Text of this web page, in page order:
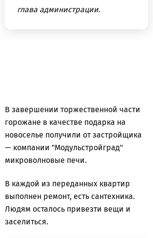
глава администрации.
В завершении торжественной части
горожане в качестве подарка на
новоселье получили от застройщика
— компании "Модульстройград"
микроволновые печи.
В каждой из переданных квартир
выполнен ремонт, есть сантехника.
Людям осталось привезти вещи и
заселиться.